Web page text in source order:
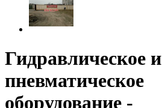
Гидравлическое и
пневматическое
оборудование -